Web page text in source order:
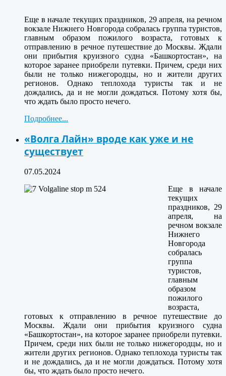
Еще в начале текущих праздников, 29 апреля, на речном
вокзале Нижнего Новгорода собралась группа туристов,
главным образом пожилого возраста, готовых к
отправлению в речное путешествие до Москвы. Ждали
они прибытия круизного судна «Башкортостан», на
которое заранее приобрели путевки. Причем, среди них
были не только нижегородцы, но и жители других
регионов. Однако теплохода туристы так и не
дождались, да и не могли дождаться. Потому хотя бы,
что ждать было просто нечего.
Подробнее...
«Волга Лайн» вроде как уже и не
существует
07.05.2024
Еще в начале
текущих
праздников, 29
апреля, на
речном вокзале
Нижнего
Новгорода
собралась
группа
туристов,
главным
образом
пожилого
возраста,
готовых к отправлению в речное путешествие до
Москвы. Ждали они прибытия круизного судна
«Башкортостан», на которое заранее приобрели путевки.
Причем, среди них были не только нижегородцы, но и
жители других регионов. Однако теплохода туристы так
и не дождались, да и не могли дождаться. Потому хотя
бы, что ждать было просто нечего.